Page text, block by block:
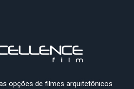
opções de filmes arquitetônicos